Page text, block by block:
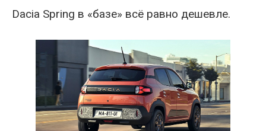
Dacia Spring в «базе» всё равно дешевле.